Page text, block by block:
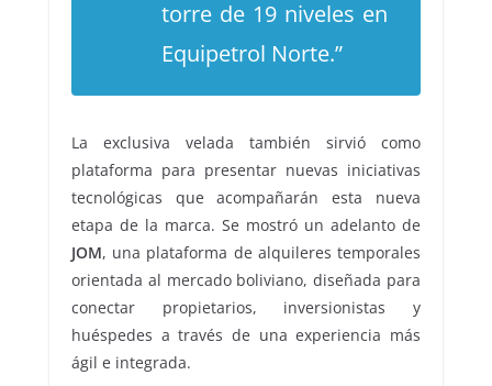
torre de 19 niveles en
Equipetrol Norte.”
La exclusiva velada también sirvió como
plataforma para presentar nuevas iniciativas
tecnológicas que acompañarán esta nueva
etapa de la marca. Se mostró un adelanto de
JOM, una plataforma de alquileres temporales
orientada al mercado boliviano, diseñada para
conectar propietarios, inversionistas y
huéspedes a través de una experiencia más
ágil e integrada.